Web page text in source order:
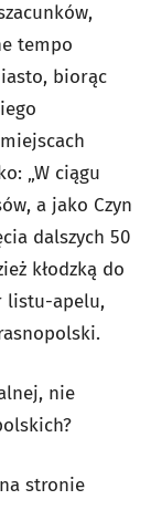
tempo
biorąc
„W ciągu
a jako Czyn
dalszych 50
kłodzką do
listu-apelu,
nie
stronie